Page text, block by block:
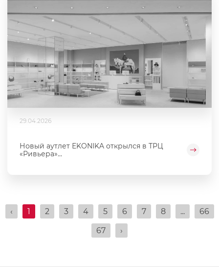
29.04.2026
Новый аутлет EKONIKA открылся в ТРЦ
«Ривьера»...
‹ 1 2 3 4 5 6 7 8 ... 66
67 ›